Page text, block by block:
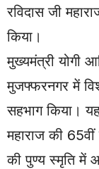
रविदास जी
किया।
मुख्यमंत्री योगी
मुजफ्फरनगर में
सहभाग किया।
महाराज की
की पुण्य स्मृति में